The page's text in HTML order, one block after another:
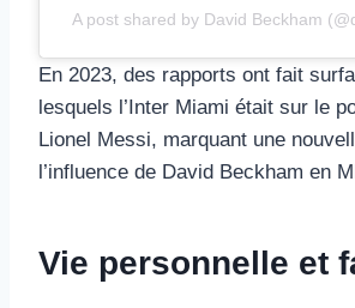
A post shared by David Beckham
En 2023, des rapports ont fait
lesquels l’Inter Miami était sur le
Lionel Messi, marquant une
l’influence de David Beckham en
Vie personnelle et